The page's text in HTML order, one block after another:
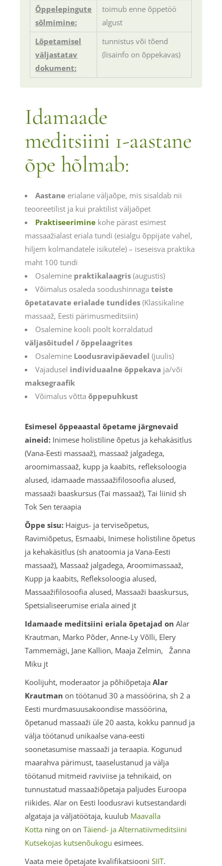
Õppelepingute
sõlmimine:
toimub enne õppetöö
algust
Lõpetamisel
väljastatav
dokument:
tunnistus või tõend
(lisainfo on õppekavas)
Idamaade
meditsiini 1-aastane
õpe hõlmab:
Aastane erialane väljaõpe, mis sisaldab nii
teooreetilist ja kui praktilist väljaõpet
Praktiseerimine kohe pärast esimest
massaažialast eriala tundi (esialgu õppijate vahel,
hiljem kolmandatele isikutele) – iseseisva praktika
maht 100 tundi
Osalemine praktikalaagris (augustis)
Võimalus osaleda soodushinnagateiste
õpetatavate erialade tundides (Klassikaline
massaaž, Eesti pärimusmeditsiin)
Osalemine kooli poolt korraldatud
väljasõitudel / õppelaagrites
Osalemine Loodusravipäevadel (juulis)
Vajadusel individuaalne õppekava ja/või
maksegraafik
Võimalus võttaõppepuhkust
Esimesel õppeaastal õpetame järgnevaid
aineid: Inimese holistiline õpetus ja kehakäsitlus
(Vana-Eesti massaaž), massaaž jalgadega,
aroomimassaaž, kupp ja kaabits, refleksoloogia
alused, idamaade massaažifilosoofia alused,
massaaži baaskursus (Tai massaaž), Tai liinid sh
Tok Sen teraapia
Õppe sisu: Haigus- ja terviseõpetus,
Ravimiõpetus, Esmaabi, Inimese holistiline õpetus
ja kehakäsitlus (sh anatoomia ja Vana-Eesti
massaaž), Massaaž jalgadega, Aroomimassaaž,
Kupp ja kaabits, Refleksoloogia alused,
Massaažifilosoofia alused, Massaaži baaskursus,
Spetsialiseerumise eriala ained jt
Idamaade meditsiini eriala õpetajad onAlar
Krautman, Marko Põder, Anne-Ly Võlli, Elery
Tammemägi, Jane Kallion, Maaja Zelmin, Žanna
Miku jt
Koolijuht, moderaator ja põhiõpetajaAlar
Krautman on töötanud 30 a massöörina, sh 2 a
Eesti murdmasuusakoondise massöörina,
õpetanud massaaži üle 20 aasta, kokku pannud ja
välja töötanud unikaalse vana-eesti
soonetasumise massaaži ja teraapia. Kogunud
maarahva pärimust, taaselustanud ja välja
töötanud mitmeid raviviise ja tehnikaid, on
tunnustatud massaažiõpetaja paljudes Euroopa
riikides. Alar on Eesti loodusravi kutsestandardi
algataja ja väljatöötaja, kuulub Maavalla
Kotta ning on onTäiend- ja Alternatiivmeditsiini
Kutsekojas kutsenõukogu esimees.
Vaata meie õpetajate kvalifikatsiooniSIIT.